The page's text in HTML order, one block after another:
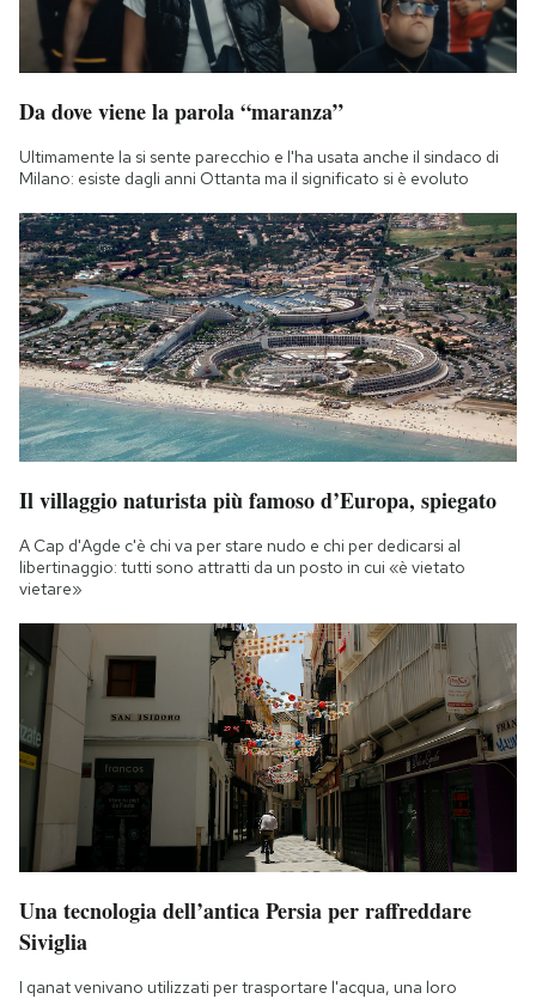
Da dove viene la parola “maranza”
Ultimamente la si sente parecchio e l'ha usata anche il sindaco di
Milano: esiste dagli anni Ottanta ma il significato si è evoluto
Il villaggio naturista più famoso d’Europa, spiegato
A Cap d'Agde c'è chi va per stare nudo e chi per dedicarsi al
libertinaggio: tutti sono attratti da un posto in cui «è vietato
vietare»
Una tecnologia dell’antica Persia per raffreddare
Siviglia
I qanat venivano utilizzati per trasportare l'acqua, una loro